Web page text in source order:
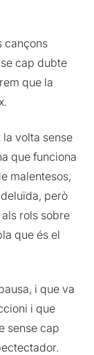
cançons
cap dubte
que la
la volta sense
que funciona
malentesos,
però
rols sobre
que és el
i que va
i que
sense cap